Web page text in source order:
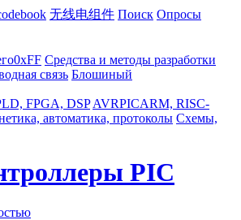
无线电组件 Поиск Опросы
0xFF Средства и методы разработки
связь Блошиный
FPGA, DSP AVRPICARM, RISC-
автоматика, протоколы Схемы,
PIC